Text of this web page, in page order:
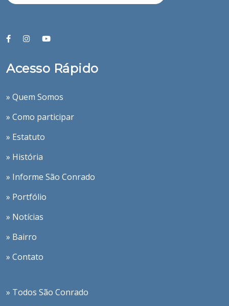
Acesso Rápido
» Quem Somos
» Como participar
» Estatuto
» História
» Informe São Conrado
» Portfólio
» Notícias
» Bairro
» Contato
» Todos São Conrado